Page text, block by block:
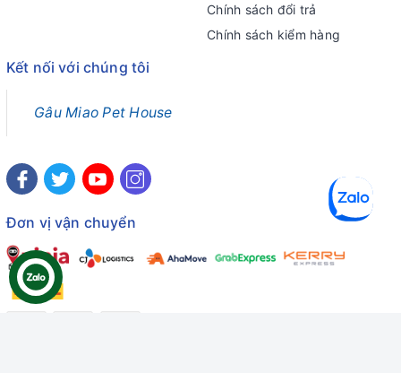
Chính sách đổi trả
Chính sách kiểm hàng
Kết nối với chúng tôi
Gâu Miao Pet House
Đơn vị vận chuyển